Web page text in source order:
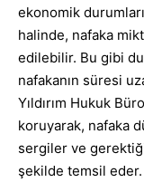
ekonomik
halinde, nafaka
edilebilir. Bu gibi
nafakanın süresi
Yıldırım Hukuk
koruyarak, nafaka
sergiler ve
şekilde temsil eder.